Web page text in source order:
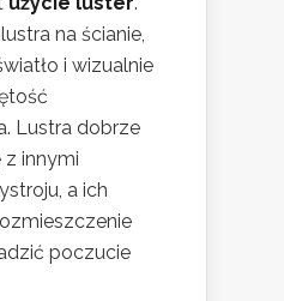
na ścianie,
i wizualnie
Lustra dobrze
z innymi
a ich
poczucie